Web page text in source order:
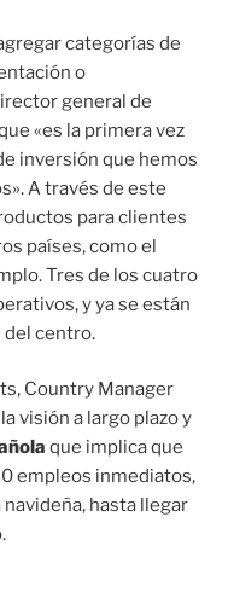
categorías de
o
general de
«es la primera vez
inversión que hemos
A través de este
para clientes
países, como el
Tres de los cuatro
y ya se están
del centro.
Country Manager
visión a largo plazo y
que implica que
empleos inmediatos,
hasta llegar